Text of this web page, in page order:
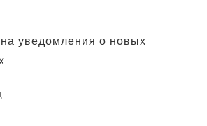
уведомления о новых